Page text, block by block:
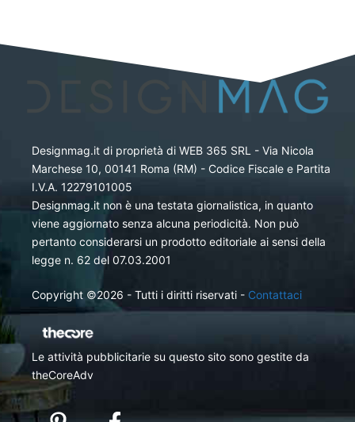
Designmag.it di proprietà di WEB 365 SRL - Via Nicola
Marchese 10, 00141 Roma (RM) - Codice Fiscale e Partita
I.V.A. 12279101005
Designmag.it non è una testata giornalistica, in quanto
viene aggiornato senza alcuna periodicità. Non può
pertanto considerarsi un prodotto editoriale ai sensi della
legge n. 62 del 07.03.2001
Copyright ©2026 - Tutti i diritti riservati - Contattaci
Le attività pubblicitarie su questo sito sono gestite da
theCoreAdv